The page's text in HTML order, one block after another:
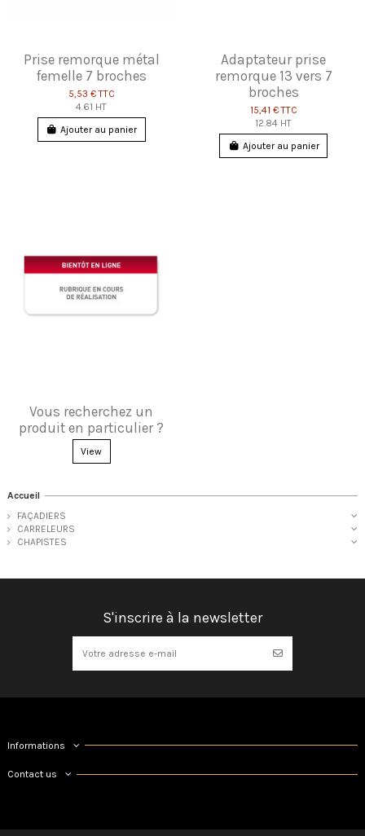
Prise remorque métal
femelle 7 broches
5,53 €TTC
4.61 HT
Ajouter au panier
Adaptateur prise
remorque 13 vers 7
broches
15,41 €TTC
12.84 HT
Ajouter au panier
Vous recherchez un
produit en particulier ?
View
Accueil
FAÇADIERS
CARRELEURS
CHAPISTES
S'inscrire à la newsletter
Informations
Contact us